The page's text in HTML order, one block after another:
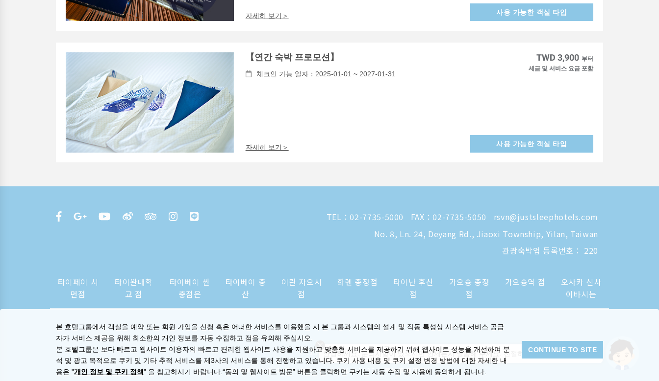
자세히 보기＞ 사용 가능한 객실 타입
【연간 숙박 프로모션】
체크인 가능 일자：2025-01-01 ~ 2027-01-31
자세히 보기＞
TWD 3,900 부터
세금 및 서비스 요금 포함
사용 가능한 객실 타입
TEL： 02-7735-5000 FAX：02-7735-5050
rsvn@justsleephotels.com
No. 8, Ln. 24, Deyang Rd., Jiaoxi Township, Yilan, Taiwan
관광숙박업 등록번호： 220
타이페이 시
먼점
타이완대학
교 점
타이베이 싼
충점은
타이베이 중
산
이란 자오시
점
화롄 종정점
타이난 후산
점
가오슝 종정
점
가오슝역 점
오사카 신사
이바시는
프라이버시 성명 및 쿠키 정책 | © 2014-2026 晶華國際酒店集團
본 호텔그룹에서 객실을 예약 또는 회원 가입을 신청 혹은 어떠한 서비스를 이용했을 시 본 그룹과 시스템의 설계 및 작동 특성상 시스템 서비스 공급
자가 서비스 제공을 위해 최소한의 개인 정보를 자동 수집하고 점을 유의해 주십시오.
본 호텔그룹은 보다 빠르고 웹사이트 이용자의 빠르고 편리한 웹사이트 사용을 지원하고 맞춤형 서비스를 제공하기 위해 웹사이트 성능을 개선하여 분
석 및 광고 목적으로 쿠키 및 기타 추적 서비스를 제3사의 서비스를 통해 진행하고 있습니다. 쿠키 사용 내용 및 쿠키 설정 변경 방법에 대한 자세한 내
용은 "개인 정보 및 쿠키 정책" 을 참고하시기 바랍니다.“동의 및 웹사이트 방문” 버튼을 클릭하면 쿠키는 자동 수집 및 사용에 동의하게 됩니다.
CONTINUE TO SITE
안녕하세요. 문의사항이 있으시면 언제든지 말씀해 주세요. 친절하게 안내해 드리겠습니다.